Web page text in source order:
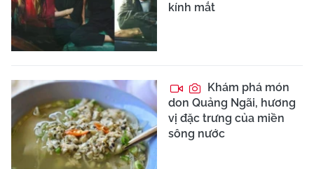
kính mắt
Khám phá món
don Quảng Ngãi, hương
vị đặc trưng của miền
sông nước